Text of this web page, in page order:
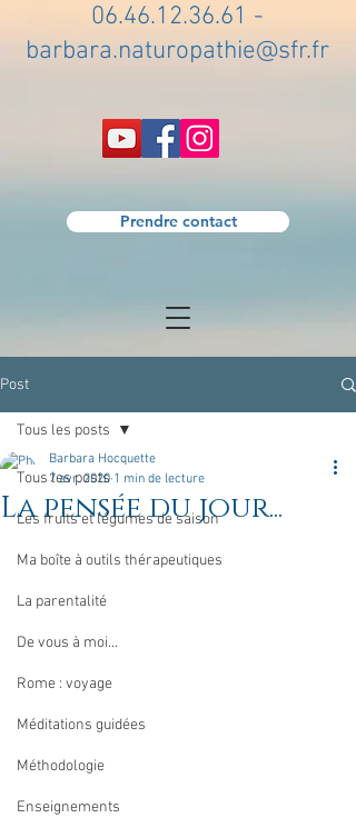
06.46.12.36.61 -
barbara.naturopathie@sfr.fr
Prendre contact
Post
Tous les posts
Les fruits et légumes de saison
Ma boîte à outils thérapeutiques
La parentalité
De vous à moi...
Rome : voyage
Méditations guidées
Méthodologie
Enseignements
Tous les posts
La pensée du jour...
Barbara Hocquette
7 avr. 2020 1 min de lecture